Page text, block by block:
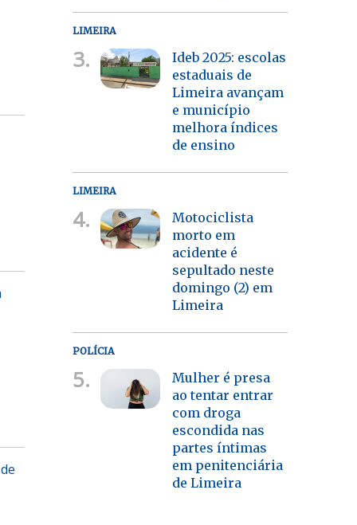
LIMEIRA
3.
Ideb 2025: escolas
estaduais de
Limeira avançam
e município
melhora índices
de ensino
LIMEIRA
4.
Motociclista
morto em
acidente é
sepultado neste
domingo (2) em
Limeira
POLÍCIA
5.
Mulher é presa
ao tentar entrar
com droga
escondida nas
partes íntimas
em penitenciária
de Limeira